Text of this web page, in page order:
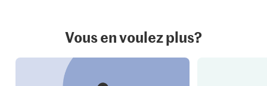
Vous en voulez plus?